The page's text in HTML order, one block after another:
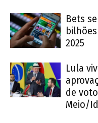
Bets
2025
Lula
de
Meio/